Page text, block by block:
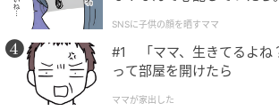
小さなちり取りのような形状になって
水分をサッと集めるのに便利。洗い物
水気処理にも役立ち、キッチンを清潔
もしてくれます。
SNSに子供の顔を晒すママ
#1 「ママ、生きてるよね
って部屋を開けたら
ママが家出した